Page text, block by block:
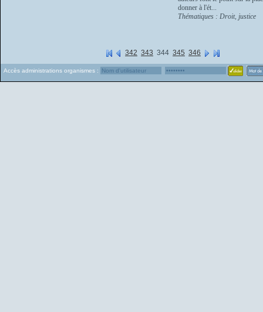
donner à l'ét...
Thématiques : Droit, justice
342 343 344 345 346
Accès administrations organismes :